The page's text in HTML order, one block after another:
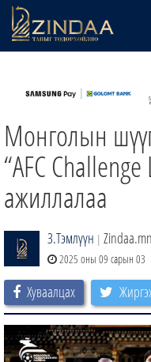
ТВ8
ӨГЛӨӨНИЙ СОНИН
АУДИО ЗОХИОЛ
Монголын
“AFC
ажиллалаа
З.Тэмлүүн | Zindaa.mn
2025 оны 09 сарын 03
Хуваалцах